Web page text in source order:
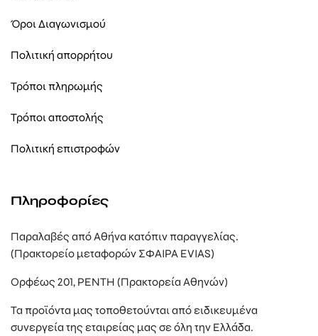
Όροι Διαγωνισμού
Πολιτική απορρήτου
Τρόποι πληρωμής
Τρόποι αποστολής
Πολιτική επιστροφών
Πληροφορίες
Παραλαβές από Αθήνα κατόπιν παραγγελίας.
(Πρακτορείο μεταφορών ΣΦΑΙΡΑ EVIAS)
Ορφέως 201, ΡΕΝΤΗ (Πρακτορεία Αθηνών)
Τα προϊόντα μας τοποθετούνται από ειδικευμένα
συνεργεία της εταιρείας μας σε όλη την Ελλάδα.